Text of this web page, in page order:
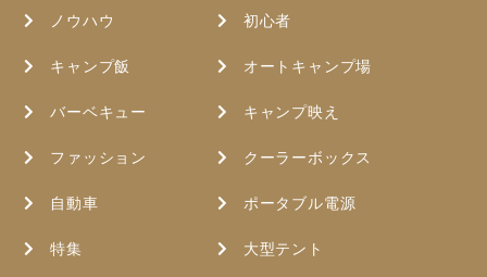
ノウハウ
キャンプ飯
バーベキュー
ファッション
自動車
特集
初心者
オートキャンプ場
キャンプ映え
クーラーボックス
ポータブル電源
大型テント